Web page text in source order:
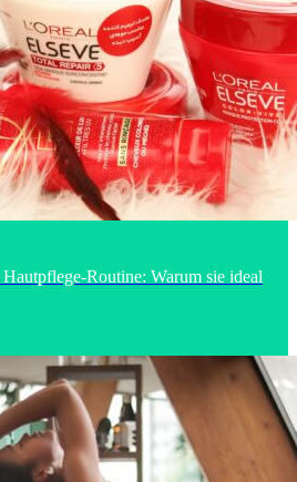
Routine: Warum sie ideal